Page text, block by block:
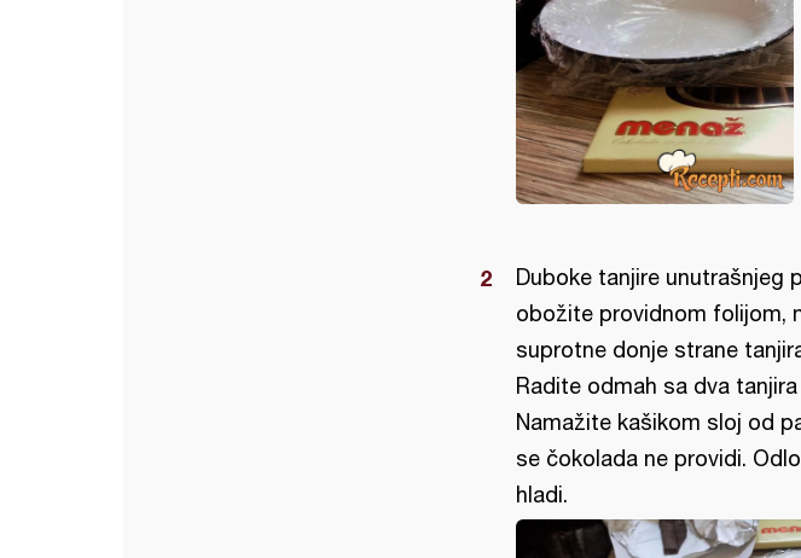
Duboke tanjire unutrašnjeg
obožite providnom folijom,
suprotne donje strane
Radite odmah sa dva
Namažite kašikom sloj od
se čokolada ne providi.
hladi.